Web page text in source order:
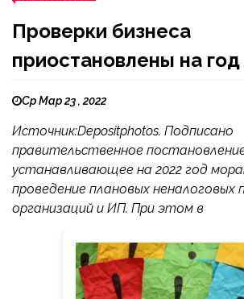
Проверки бизнеса
приостановлены на год
Ср Мар 23 , 2022
Источник:Depositphotos. Подписано
правительственное
устанавливающее на 2022 год
проведение плановых неналоговых
организаций и ИП. При этом в